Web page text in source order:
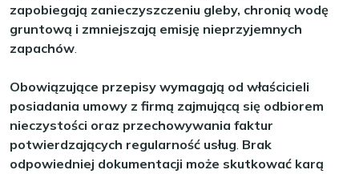
zapobiegają zanieczyszczeniu gleby, chronią wodę
gruntową i zmniejszają emisję nieprzyjemnych
zapachów.
Obowiązujące przepisy wymagają od właścicieli
posiadania umowy z firmą zajmującą się odbiorem
nieczystości oraz przechowywania faktur
potwierdzających regularność usług. Brak
odpowiedniej dokumentacji może skutkować karą